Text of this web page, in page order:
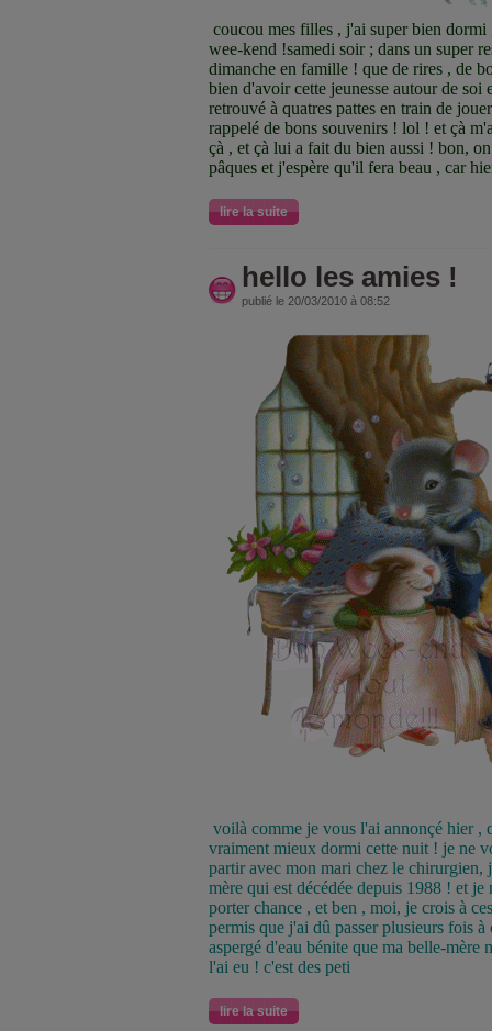
coucou mes filles , j'ai super bien dormi
wee-kend !samedi soir ; dans un super
dimanche en famille ! que de rires , de
bien d'avoir cette jeunesse autour de soi
retrouvé à quatres pattes en train de
rappelé de bons souvenirs ! lol ! et çà
çà , et çà lui a fait du bien aussi ! bon,
pâques et j'espère qu'il fera beau , car
lire la suite
hello les amies !
publié le 20/03/2010 à 08:52
voilà comme je vous l'ai annonçé hier ,
vraiment mieux dormi cette nuit ! je ne
partir avec mon mari chez le chirurgien,
mère qui est décédée depuis 1988 ! et
porter chance , et ben , moi, je crois à
permis que j'ai dû passer plusieurs fois à
aspergé d'eau bénite que ma belle-mère
l'ai eu ! c'est des peti
lire la suite